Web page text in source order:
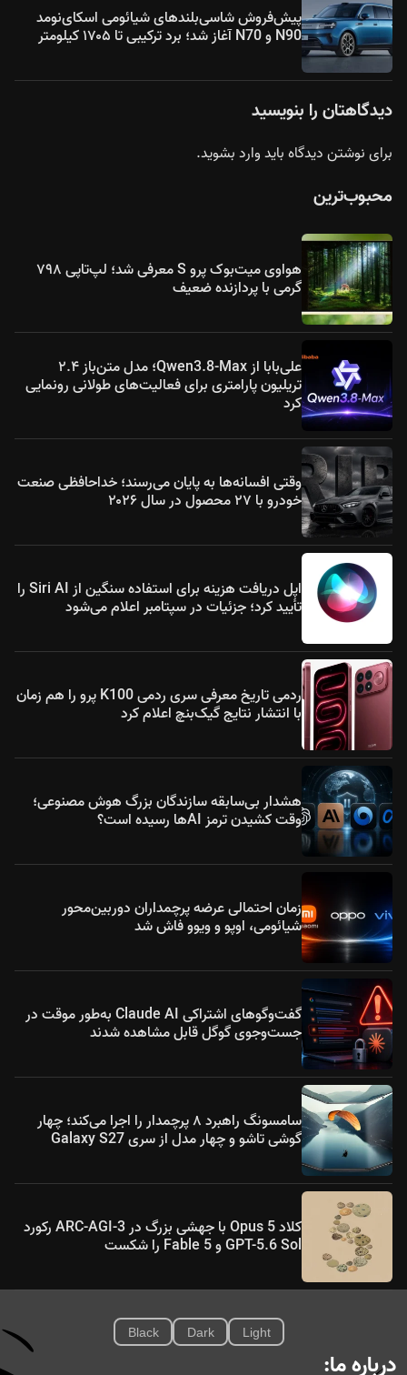
پیش‌فروش شاسی‌بلندهای شیائومی اسکای‌نومد
N90 و N70 آغاز شد؛ برد ترکیبی تا ۱۷۰۵ کیلومتر
دیدگاهتان را بنویسید
برای نوشتن دیدگاه بایدوارد بشوید.
محبوب‌ترین
هواوی میت‌بوک پرو S معرفی شد؛ لپ‌تاپی ۷۹۸
گرمی با پردازنده ضعیف
علی‌بابا از Qwen3.8-Max؛ مدل متن‌باز ۲.۴
تریلیون پارامتری برای فعالیت‌های طولانی رونمایی
کرد
وقتی افسانه‌ها به پایان می‌رسند؛ خداحافظی صنعت
خودرو با ۲۷ محصول در سال ۲۰۲۶
اپل دریافت هزینه برای استفاده سنگین از Siri AI را
تأیید کرد؛ جزئیات در سپتامبر اعلام می‌شود
ردمی تاریخ معرفی سری ردمی K100 پرو را هم زمان
با انتشار نتایج گیک‌بنچ اعلام کرد
هشدار بی‌سابقه سازندگان بزرگ هوش مصنوعی؛
وقت کشیدن ترمز AIها رسیده است؟
زمان احتمالی عرضه پرچمداران دوربین‌محور
شیائومی، اوپو و ویوو فاش شد
گفت‌وگوهای اشتراکی Claude AI به‌طور موقت در
جست‌وجوی گوگل قابل مشاهده شدند
سامسونگ راهبرد ۸ پرچمدار را اجرا می‌کند؛ چهار
گوشی تاشو و چهار مدل از سری Galaxy S27
کلاد Opus 5 با جهشی بزرگ در ARC-AGI-3 رکورد
GPT-5.6 Sol و Fable 5 را شکست
Light
Dark
Black
درباره ما: